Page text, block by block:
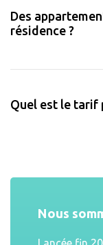
Des
résidence ?
Quel est le tarif
Nous